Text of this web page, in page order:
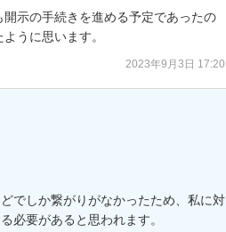
示の手続きを進める予定であったの
うに思います。
2023年9月3日 17:20
でしか繋がりがなかったため、私に対
必要があると思われます。